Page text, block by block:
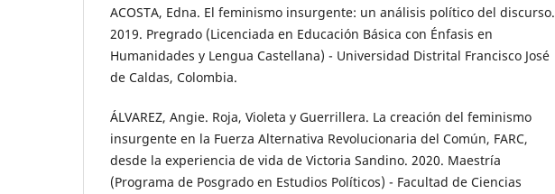
ACOSTA, Edna. El feminismo insurgente: un análisis político del discurso.
2019. Pregrado (Licenciada en Educación Básica con Énfasis en
Humanidades y Lengua Castellana) - Universidad Distrital Francisco José
de Caldas, Colombia.
ÁLVAREZ, Angie. Roja, Violeta y Guerrillera. La creación del feminismo
insurgente en la Fuerza Alternativa Revolucionaria del Común, FARC,
desde la experiencia de vida de Victoria Sandino. 2020. Maestría
(Programa de Posgrado en Estudios Políticos) - Facultad de Ciencias